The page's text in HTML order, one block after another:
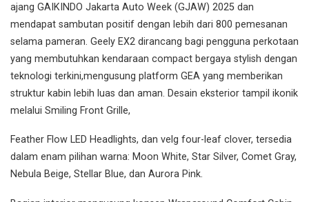
ajang GAIKINDO Jakarta Auto Week (GJAW) 2025 dan
mendapat sambutan positif dengan lebih dari 800 pemesanan
selama pameran. Geely EX2 dirancang bagi pengguna perkotaan
yang membutuhkan kendaraan compact bergaya stylish dengan
teknologi terkini,mengusung platform GEA yang memberikan
struktur kabin lebih luas dan aman. Desain eksterior tampil ikonik
melalui Smiling Front Grille,
Feather Flow LED Headlights, dan velg four-leaf clover, tersedia
dalam enam pilihan warna: Moon White, Star Silver, Comet Gray,
Nebula Beige, Stellar Blue, dan Aurora Pink.